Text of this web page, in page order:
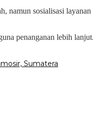
namun sosialisasi
penanganan lebih
Sumatera